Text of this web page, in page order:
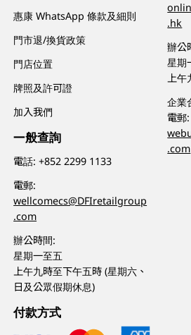
惠康 WhatsApp 條款及細則
門市退/換貨政策
門店位置
牌照及許可證
加入我們
一般查詢
電話:+852 2299 1133
電郵:
wellcomecs@DFIretailgroup
.com
辦公時間:
星期一至五
上午九時至下午五時 (星期六、
日及公眾假期休息)
.hk
辦公
星期
上午
企業
電郵:
.com
付款方式